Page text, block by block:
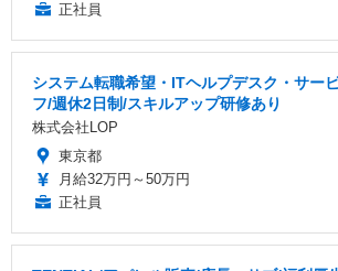
正社員
システム転職希望・ITヘルプデスク・サー
フ/週休2日制/スキルアップ研修あり
株式会社LOP
東京都
月給32万円～50万円
正社員